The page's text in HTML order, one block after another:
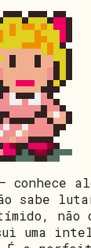
conhece
sabe
não
uma